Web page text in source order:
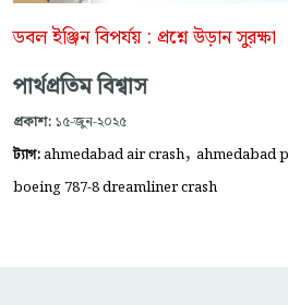
ডবল ইঞ্জিন বিপর্যয় : প্রশ্নে উড়ান সুরক্ষা
পার্থপ্রতিম বিশ্বাস
প্রকাশ: ১৫-জুন-২০২৫
ট্যাগ:ahmedabad air crash, ahmedabad
boeing 787-8 dreamliner crash